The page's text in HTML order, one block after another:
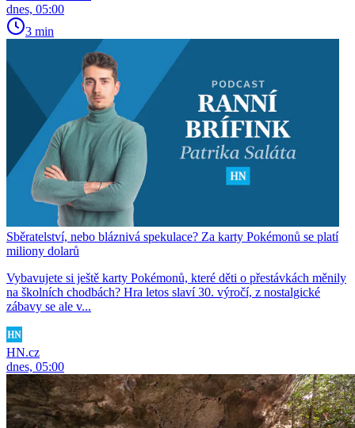
dnes, 05:00
3 min
Sběratelství, nebo bláznivá spekulace? Za karty Pokémonů se platí
miliony dolarů
Vybavujete si ještě karty Pokémonů, které děti o přestávkách měnily
na školních chodbách? Hra letos slaví 30. výročí, z nostalgické
zábavy se ale v...
HN.cz
dnes, 05:00